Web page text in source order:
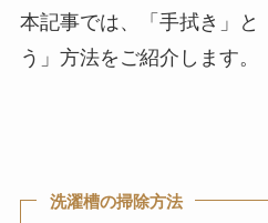
本記事では、「手拭き」と
う」方法をご紹介します。
洗濯槽の掃除方法